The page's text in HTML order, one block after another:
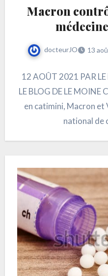
Macron
docteurJO 13
12 AOÛT 2021 PAR
LE BLOG DE LE
en catimini, Macron et
national